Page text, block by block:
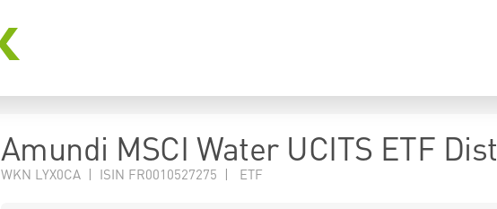
Amundi MSCI Water UCITS ETF Dist
WKN LYX0CA | ISIN FR0010527275 | ETF